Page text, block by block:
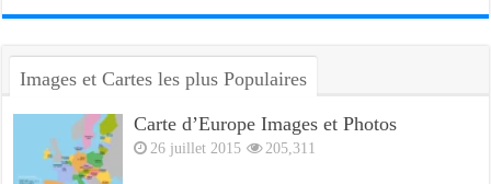
Images et Cartes les plus Populaires
Carte d’Europe Images et Photos
26 juillet 2015 205,311